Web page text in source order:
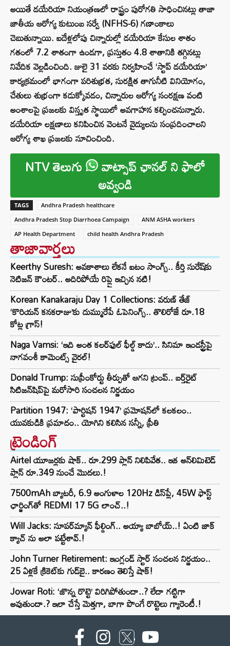
అయితే డయేరియా నియంత్రణలో రాష్ట్రం పురోగతి సాధించినట్లు తాజా
జాతీయ ఆరోగ్య కుటుంబ సర్వే (NFHS-6) గణాంకాలు
చెబుతున్నాయి. ఐదేళ్లలోపు చిన్నారుల్లో డయేరియా కేసుల శాతం
గతంలో 7.2 శాతంగా ఉండగా, ప్రస్తుతం 4.8 శాతానికి తగ్గినట్లు
నివేదిక వెల్లడించింది. జులై 31 వరకు నిర్వహించే ‘స్టాప్ డయేరియా’
కార్యక్రమంలో భాగంగా పరిశుభ్రత, సురక్షిత తాగునీటి వినియోగం,
చేతులు శుభ్రంగా కడుక్కోవడం, చిన్నారుల ఆరోగ్య సంరక్షణ వంటి
అంశాలపై ప్రజలకు విస్తృత స్థాయిలో అవగాహన కల్పించనున్నారు.
డయేరియా లక్షణాలు కనిపించిన వెంటనే వైద్యులను సంప్రదించాలని
ఆరోగ్య శాఖ ప్రజలకు సూచించింది.
NTV తెలుగు వాట్సాప్ ఛానల్ ని ఫాలో
అవ్వండి
TAGS
Andhra Pradesh healthcare
Andhra Pradesh Stop Diarrhoea Campaign
ANM ASHA workers
AP Health Department
child health Andhra Pradesh
తాజావార్తలు
Keerthy Suresh: అవకాశాలు లేకనే ఐటం సాంగ్స్.. కీర్తి సురేష్‌కు
నెటిజన్ కౌంటర్.. అదిరిపోయే రిప్లై ఇచ్చిన నటి!
Korean Kanakaraju Day 1 Collections: వరుణ్ తేజ్
‘కొరియన్ కనకరాజు’కు దుమ్మురేపే ఓపెనింగ్స్.. తొలిరోజే రూ.18
కోట్ల గ్రాస్!
Naga Vamsi: ‘ఇది అంత కలర్‌ఫుల్ ఫీల్డ్ కాదు’.. సినిమా ఇండస్ట్రీపై
నాగవంశీ కామెంట్స్ వైరల్!
Donald Trump: సుప్రీంకోర్టు తీర్పుతో ఆగని ట్రంప్.. బర్త్‌రైట్
సిటిజన్‌షిప్‌పై మరోసారి సంచలన నిర్ణయం
Partition 1947: ‘పార్టిషన్ 1947’ ప్రమోషన్‌లో కలకలం..
యువకుడికి ప్రమాదం.. యోగిని కలిసిన సన్నీ, ప్రీతి
ట్రెండింగ్‌
Airtel యూజర్లకు షాక్.. రూ.299 ప్లాన్ నిలిపివేత.. ఇక అన్‌లిమిటెడ్
ప్లాన్ రూ.349 నుంచే మొదలు.!
7500mAh బ్యాటరీ, 6.9 అంగుళాల 120Hz డిస్‌ప్లే, 45W ఫాస్ట్
ఛార్జింగ్‌తో REDMI 17 5G లాంచ్..!
Will Jacks: సూపర్‌మ్యాన్ ఫీల్డింగ్.. అయ్యా బాబోయ్..! ఏంటి జాక్
క్యాచ్ ను అలా పట్టేశావ్.!
John Turner Retirement: ఇంగ్లండ్ స్టార్ సంచలన నిర్ణయం..
25 ఏళ్లకే క్రికెట్‌కు గుడ్‌బై.. కారణం తెలిస్తే షాక్!
Jowar Roti: ‘జొన్న రొట్టె’ విరిగిపోతుందా..? లేదా గట్టిగా
అవుతుందా.? ఇలా చేస్తే మెత్తగా, బాగా పొంగే రొట్టెలు గ్యారెంటీ.!